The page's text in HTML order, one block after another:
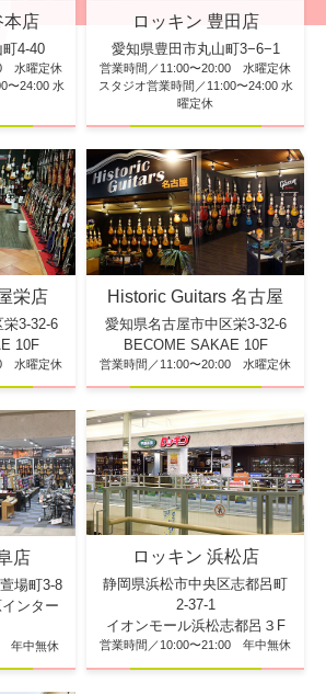
本店
4-40
水曜定休
〜24:00 水
ロッキン 豊田店
愛知県豊田市丸山町3−6−1
営業時間／11:00〜20:00 水曜定休
スタジオ営業時間／11:00〜24:00 水
曜定休
栄店
3-32-6
10F
水曜定休
Historic Guitars 名古屋
愛知県名古屋市中区栄3-32-6
BECOME SAKAE 10F
営業時間／11:00〜20:00 水曜定休
店
場町3-8
ンター
年中無休
ロッキン 浜松店
静岡県浜松市中央区志都呂町
2-37-1
イオンモール浜松志都呂３F
営業時間／10:00〜21:00 年中無休